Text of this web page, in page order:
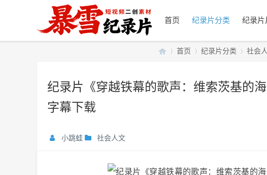
首页 纪录片分类 纪录片
暴 »
首页 纪录片分类
›
社会
纪录片《穿越铁幕的歌声：维索茨基的
字幕下载
小跳蛙 社会人文